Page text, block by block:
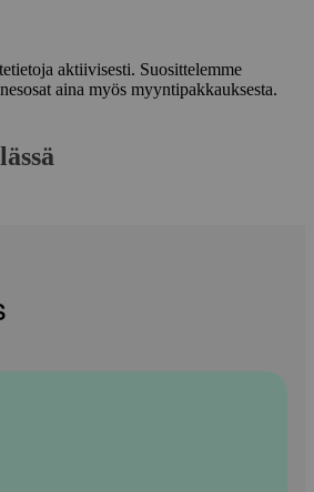
aktiivisesti. Suosittelemme
aina myös myyntipakkauksesta.